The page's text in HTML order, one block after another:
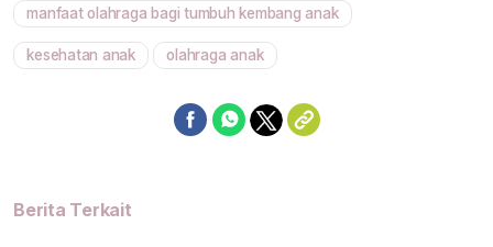
manfaat olahraga bagi tumbuh kembang anak
kesehatan anak olahraga anak
Berita Terkait